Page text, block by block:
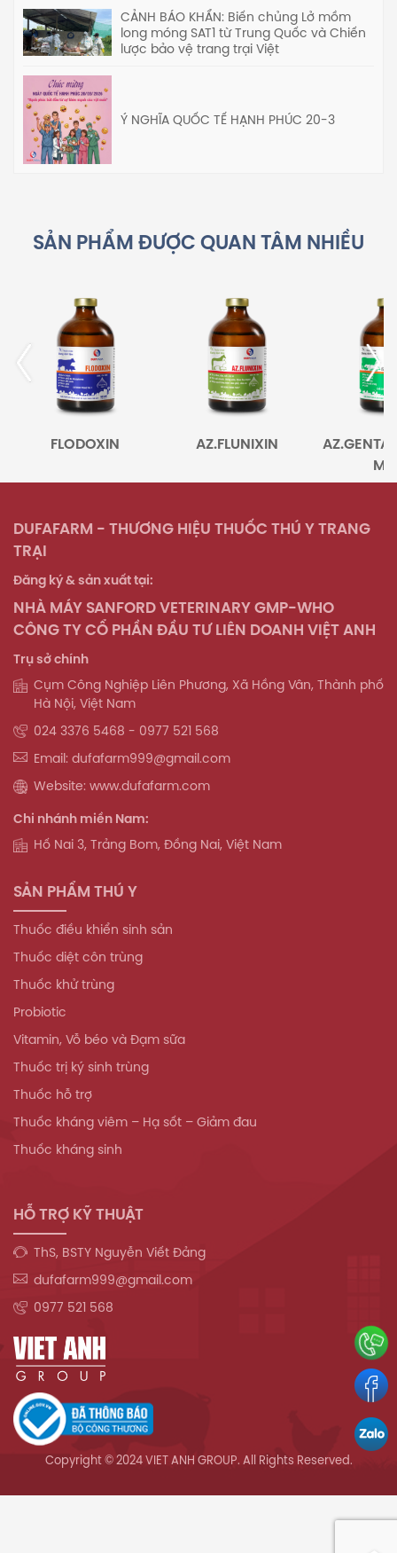
CẢNH BÁO KHẨN: Biến chủng Lở mồm
long móng SAT1 từ Trung Quốc và Chiến
lược bảo vệ trang trại Việt
Ý NGHĨA QUỐC TẾ HẠNH PHÚC 20-3
SẢN PHẨM ĐƯỢC QUAN TÂM NHIỀU
AZ.FLUNIXIN
AZ.GENTA-TYLOSIN
DUFAFARM - THƯƠNG HIỆU THUỐC THÚ Y TRANG
TRẠI
Đăng ký & sản xuất tại:
NHÀ MÁY SANFORD VETERINARY GMP-WHO
CÔNG TY CỔ PHẦN ĐẦU TƯ LIÊN DOANH VIỆT ANH
Trụ sở chính
Cụm Công Nghiệp Liên Phương, Xã Hồng Vân, Thành phố
Hà Nội, Việt Nam
024 3376 5468 - 0977 521 568
Email: dufafarm999@gmail.com
Website: www.dufafarm.com
Chi nhánh miền Nam:
Hố Nai 3, Trảng Bom, Đồng Nai, Việt Nam
SẢN PHẨM THÚ Y
Thuốc điều khiển sinh sản
Thuốc diệt côn trùng
Thuốc khử trùng
Probiotic
Vitamin, Vỗ béo và Đạm sữa
Thuốc trị ký sinh trùng
Thuốc hỗ trợ
Thuốc kháng viêm – Hạ sốt – Giảm đau
Thuốc kháng sinh
HỖ TRỢ KỸ THUẬT
ThS, BSTY Nguyễn Viết Đảng
dufafarm999@gmail.com
0977 521 568
Copyright © 2024 VIET ANH GROUP. All Rights Reserved.